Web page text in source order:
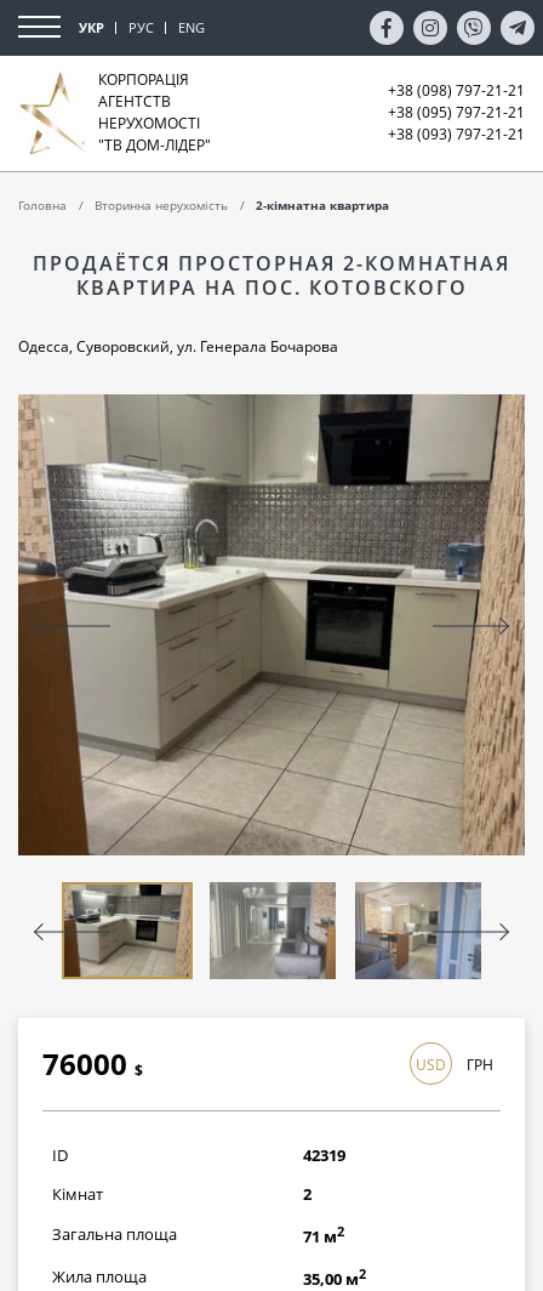
УКР РУС ENG
КОРПОРАЦІЯ
АГЕНТСТВ
НЕРУХОМОСТІ
"ТВ ДОМ-ЛІДЕР"
+38 (098) 797-21-21
+38 (095) 797-21-21
+38 (093) 797-21-21
Головна Вторинна нерухомість 2-кімнатна квартира
ПРОДАЁТСЯ ПРОСТОРНАЯ 2-КОМНАТНАЯ
КВАРТИРА НА ПОС. КОТОВСКОГО
Одесса, Суворовский, ул. Генерала Бочарова
76000 $
2204000грн
USD ГРН
ID
42319
Кімнат
2
Загальна площа
71 м2
Жила площа 35,00 м2